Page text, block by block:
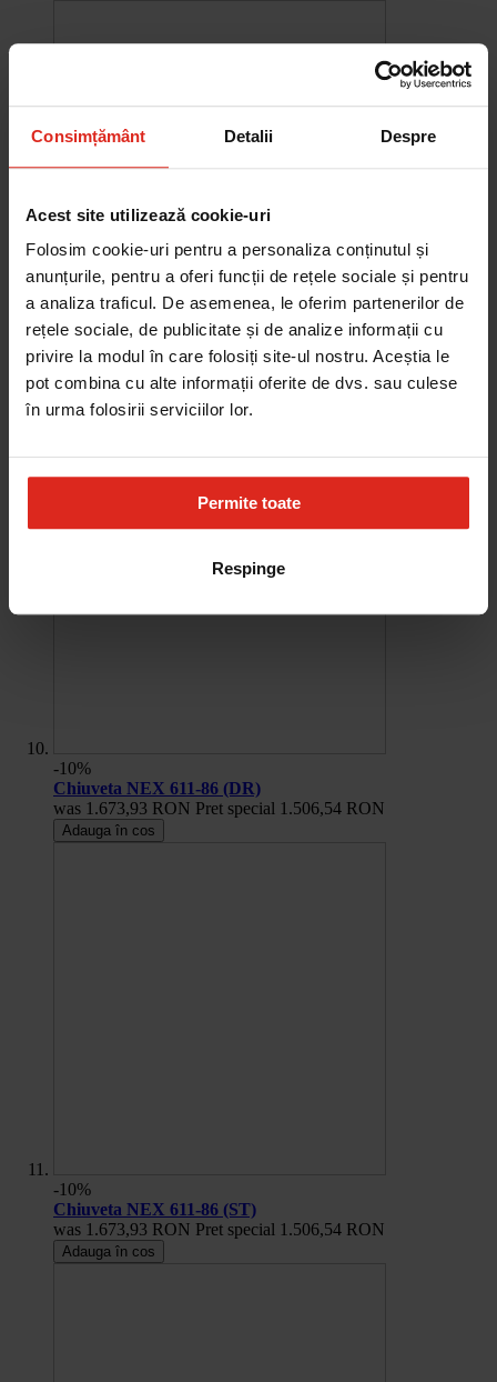
Consimțământ Detalii Despre
Acest site utilizează cookie-uri
Folosim cookie-uri pentru a personaliza conținutul și
anunțurile, pentru a oferi funcții de rețele sociale și pentru
a analiza traficul. De asemenea, le oferim partenerilor de
rețele sociale, de publicitate și de analize informații cu
privire la modul în care folosiți site-ul nostru. Aceștia le
pot combina cu alte informații oferite de dvs. sau culese
în urma folosirii serviciilor lor.
Permite toate
Respinge
-10%
Chiuveta Maris MRG 610-60
was 2.580,20 RON Pret special 2.322,18 RON
Adauga în cos
-10%
Chiuveta NEX 611-86 (DR)
was 1.673,93 RON Pret special 1.506,54 RON
Adauga în cos
-10%
Chiuveta NEX 611-86 (ST)
was 1.673,93 RON Pret special 1.506,54 RON
Adauga în cos